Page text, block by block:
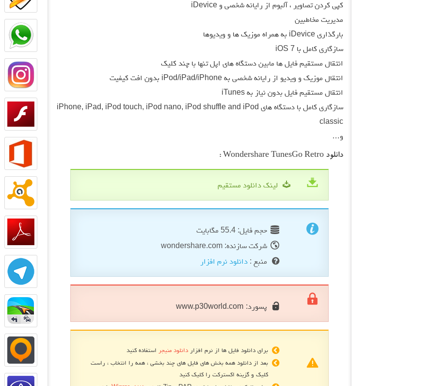
کپی کردن تصاویر ، آلبوم از رایانه شخصی و iDevice
مدیریت مخاطبین
بارگذاری iDevice به همراه موزیک ها و ویدیوها
سازگاری کامل با iOS 7
انتقال مستقیم فایل ها مابین دستگاه های اپل تنها با چند کلیک
انتقال موزیک و ویدیو از رایانه شخصی به iPod/iPad/iPhone بدون افت کیفیت
انتقال مستقیم فایل بدون نیاز به iTunes
سازگاری کامل با دستگاه های iPhone, iPad, iPod touch, iPod nano, iPod shuffle and iPod
classic
و…
دانلود Wondershare TunesGo Retro :
لینک دانلود مستقیم
حجم فایل: 55.4 مگابایت
شرکت سازنده: wondershare.com
منبع : دانلود نرم افزار
پسورد: www.p30world.com
برای دانلود فایل ها از نرم افزار دانلود منیجر استفاده کنید
بعد از دانلود همه بخش های فایل های چند بخشی ، همه را انتخاب ، راست
کلیک و گزینه اکسترکت را کلیک کنید